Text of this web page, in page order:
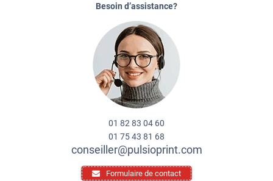
Besoin d’assistance?
01 82 83 04 60
01 75 43 81 68
conseiller@pulsioprint.com
Formulaire de contact